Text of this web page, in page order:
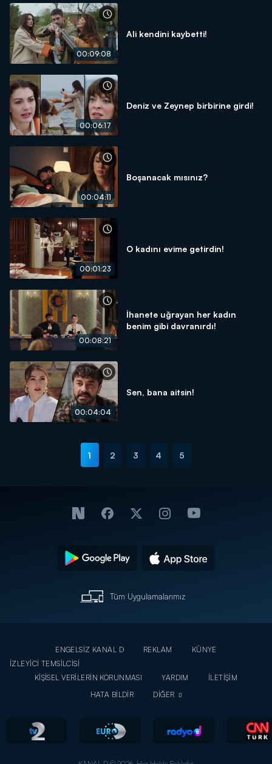
00:09:08
Ali kendini kaybetti!
00:06:17
Deniz ve Zeynep birbirine girdi!
00:04:11
Boşanacak mısınız?
00:01:23
O kadını evime getirdin!
00:08:21
İhanete uğrayan her kadın
benim gibi davranırdı!
00:04:04
Sen, bana aitsin!
1 2 3 4 5
Tüm Uygulamalarımız
ENGELSİZ KANAL D REKLAM
KÜNYE
İZLEYİCİ TEMSİLCİSİ
KİŞİSEL VERİLERİN KORUNMASI
YARDIM
İLETİŞİM
HATA BİLDİR
DİĞER